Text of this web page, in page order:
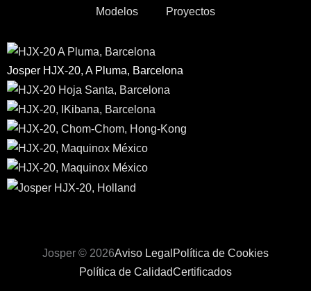
Modelos Proyectos
Josper HJX-20, A Pluma, Barcelona
Josper © 2026Aviso LegalPolítica de Cookies
Política de CalidadCertificados